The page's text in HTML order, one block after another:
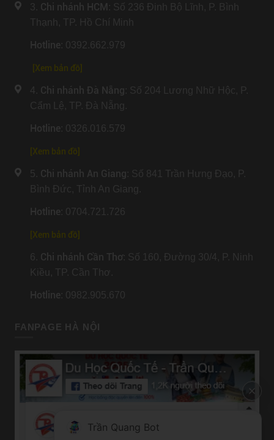
3. Chi nhánh HCM : Số 236 Đinh Bộ Lĩnh, P. Bình
Thạnh, TP. Hồ Chí Minh
Hotline: 0392.662.979
[Xem bản đồ]
4. Chi nhánh Đà Nẵng: Số 204 Lương Nhữ Hộc, P.
Cẩm Lệ, TP. Đà Nẵng.
Hotline: 0326.016.579
Xem bản đồ
5. Chi nhánh An Giang: Số 841 Trần Hưng Đạo, P.
Bình Đức, Tỉnh An Giang.
Hotline: 0704.721.726
Xem bản đồ
6. Chi nhánh Cần Thơ: Số 160, Đường 30/4, P. Ninh
Kiều, TP. Cần Thơ.
Hotline: 0982.905.670
FANPAGE HÀ NỘI
Trần Quang Bot